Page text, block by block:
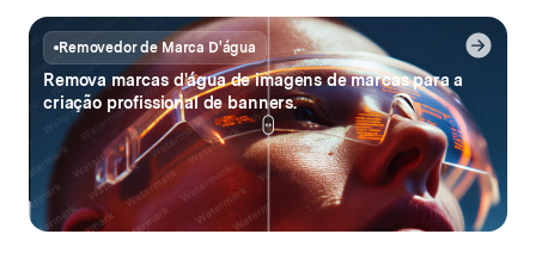
Removedor de Marca D'água
Remova marcas d'água de imagens de marcaspara a
criação profissional de banners.